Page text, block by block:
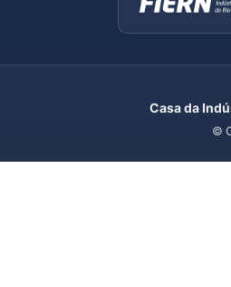
Casa da
©